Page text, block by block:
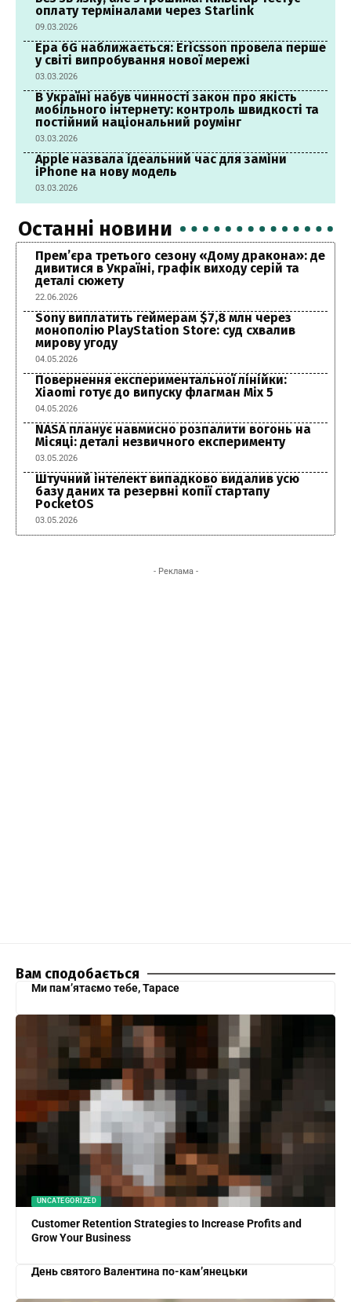
оплату терміналами через Starlink
09.03.2026
Ера 6G наближається: Ericsson провела перше
у світі випробування нової мережі
03.03.2026
В Україні набув чинності закон про якість
мобільного інтернету: контроль швидкості та
постійний національний роумінг
03.03.2026
Apple назвала ідеальний час для заміни
iPhone на нову модель
03.03.2026
Останні новини
Прем’єра третього сезону «Дому дракона»: де
дивитися в Україні, графік виходу серій та
деталі сюжету
22.06.2026
Sony виплатить геймерам $7,8 млн через
монополію PlayStation Store: суд схвалив
мирову угоду
04.05.2026
Повернення експериментальної лінійки:
Xiaomi готує до випуску флагман Mix 5
04.05.2026
NASA планує навмисно розпалити вогонь на
Місяці: деталі незвичного експерименту
03.05.2026
Штучний інтелект випадково видалив усю
базу даних та резервні копії стартапу
PocketOS
03.05.2026
- Реклама -
Вам сподобається
Ми пам’ятаємо тебе, Тарасе
UNCATEGORIZED
Customer Retention Strategies to Increase Profits and
Grow Your Business
День святого Валентина по-кам’янецьки